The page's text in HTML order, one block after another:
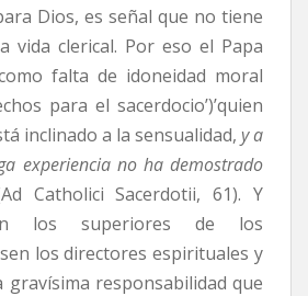
Dios, es señal que no tiene
vida clerical. Por eso el Papa
falta de idoneidad moral
para el sacerdocio’)’quien
inclinado a la sensualidad, y a
experiencia no ha demostrado
Catholici Sacerdotii, 61). Y
los superiores de los
los directores espirituales y
gravísima responsabilidad que